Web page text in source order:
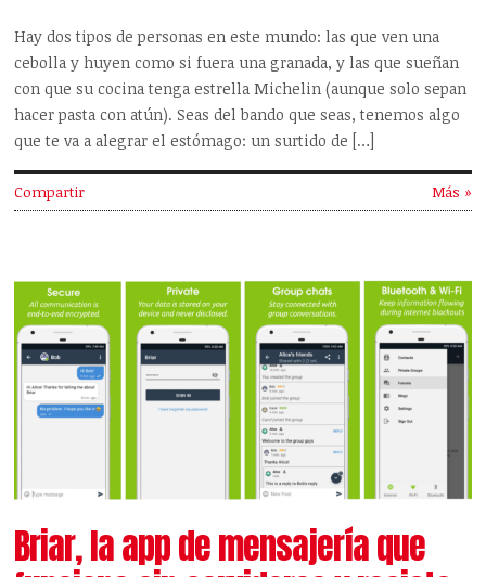
Hay dos tipos de personas en este mundo: las que ven una
cebolla y huyen como si fuera una granada, y las que sueñan
con que su cocina tenga estrella Michelin (aunque solo sepan
hacer pasta con atún). Seas del bando que seas, tenemos algo
que te va a alegrar el estómago: un surtido de […]
Compartir Más »
Briar, la app de mensajería que